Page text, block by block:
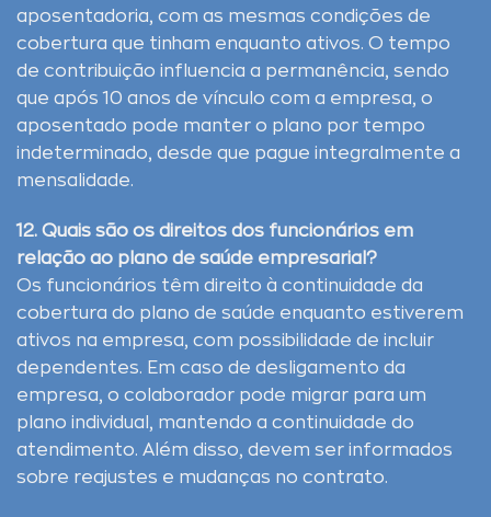
aposentadoria, com as mesmas condições de
cobertura que tinham enquanto ativos. O tempo
de contribuição influencia a permanência, sendo
que após 10 anos de vínculo com a empresa, o
aposentado pode manter o plano por tempo
indeterminado, desde que pague integralmente a
mensalidade.
12. Quais são os direitos dos funcionários em
relação ao plano de saúde empresarial?
Os funcionários têm direito à continuidade da
cobertura do plano de saúde enquanto estiverem
ativos na empresa, com possibilidade de incluir
dependentes. Em caso de desligamento da
empresa, o colaborador pode migrar para um
plano individual, mantendo a continuidade do
atendimento. Além disso, devem ser informados
sobre reajustes e mudanças no contrato.